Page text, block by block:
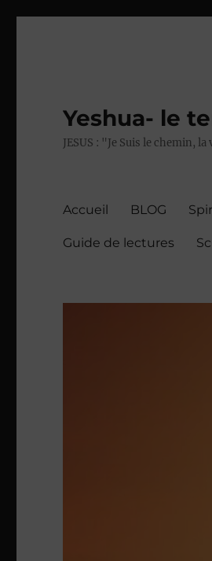
Yeshua- le
JESUS : "Je Suis le chemin,
Accueil BLOG
Guide de lectures